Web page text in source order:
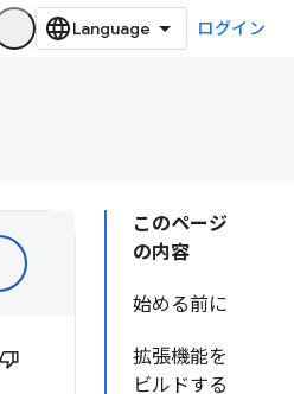
ログイン
このページ
の内容
始める前に
拡張機能を
ビルドする